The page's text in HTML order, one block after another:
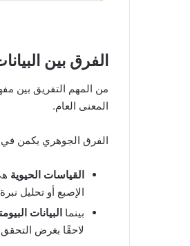
الفرق بين
من المهم التفريق بين
المعنى العام.
الفرق الجوهري يكمن
القياسات الحيوية
الإصبع أو تحليل
بينما البيانات
لاحقًا بغرض